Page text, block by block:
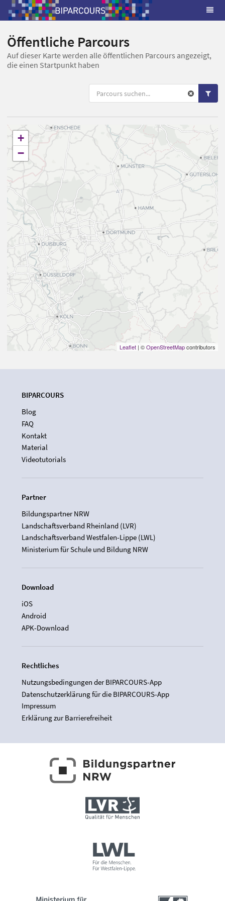
Öffentliche Parcours
Auf dieser Karte werden alle öffentlichen Parcours angezeigt,
die einen Startpunkt haben
+
−
Leaflet | ©OpenStreetMapcontributors
BIPARCOURS
Blog
FAQ
Kontakt
Material
Videotutorials
Partner
Bildungspartner NRW
Landschaftsverband Rheinland (LVR)
Landschaftsverband Westfalen-Lippe (LWL)
Ministerium für Schule und Bildung NRW
Download
iOS
Android
APK-Download
Rechtliches
Nutzungsbedingungen der BIPARCOURS-App
Datenschutzerklärung für die BIPARCOURS-App
Impressum
Erklärung zur Barrierefreiheit